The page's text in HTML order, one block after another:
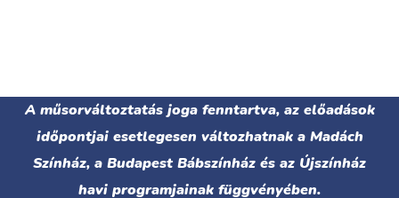
A műsorváltoztatás joga fenntartva, az előadások
időpontjai esetlegesen változhatnak a Madách
Színház, a Budapest Bábszínház és az Újszínház
havi programjainak függvényében.